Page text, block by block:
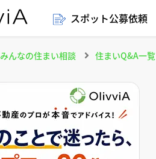
スポット公募依頼
みんなの住まい相談 住まいQ&A一覧